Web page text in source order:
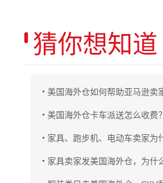
猜你想知道
美国海外仓如何帮助亚马逊卖
美国海外仓卡车派送怎么收费
家具、跑步机、电动车卖家为
家具卖家发美国海外仓，为什